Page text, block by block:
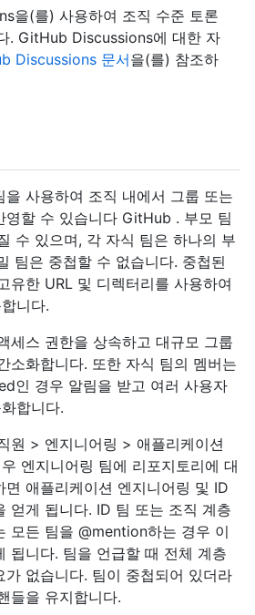
을(를) 사용하여 조직 수준 토론
. GitHub Discussions에 대한 자
Discussions 문서을(를) 참조하
을 사용하여 조직 내에서 그룹 또는
영할 수 있습니다 GitHub . 부모 팀
수 있으며, 각 자식 팀은 하나의 부
팀은 중첩할 수 없습니다. 중첩된
유한 URL 및 디렉터리를 사용하여
니다.
세스 권한을 상속하고 대규모 그룹
소화합니다. 또한 자식 팀의 멤버는
인 경우 알림을 받고 여러 사용자
합니다.
원 > 엔지니어링 > 애플리케이션
엔지니어링 팀에 리포지토리에 대
면 애플리케이션 엔지니어링 및 ID
얻게 됩니다. ID 팀 또는 조직 계층
모든 팀을 @mention하는 경우 이
됩니다. 팀을 언급할 때 전체 계층
가 없습니다. 팀이 중첩되어 있더라
들을 유지합니다.